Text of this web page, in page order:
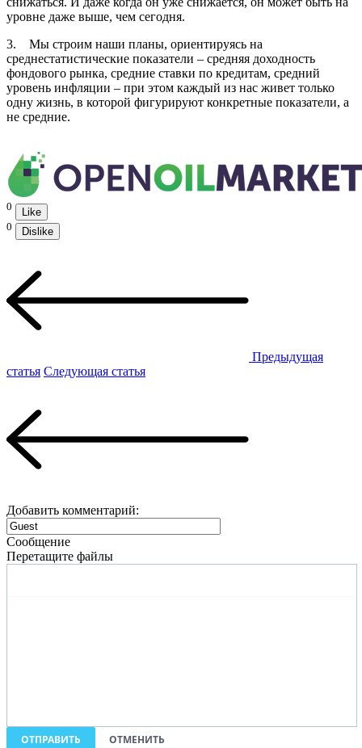
уровне даже выше, чем сегодня.
3. Мы строим наши планы, ориентируясь на
среднестатистические показатели – средняя доходность
фондового рынка, средние ставки по кредитам, средний
уровень инфляции – при этом каждый из нас живет только
одну жизнь, в которой фигурируют конкретные показатели, а
не средние.
0
Like
0
Dislike
Предыдущая
статья Следующая статья
Добавить комментарий:
Сообщение
Перетащите файлы
ОТПРАВИТЬ
ОТМЕНИТЬ